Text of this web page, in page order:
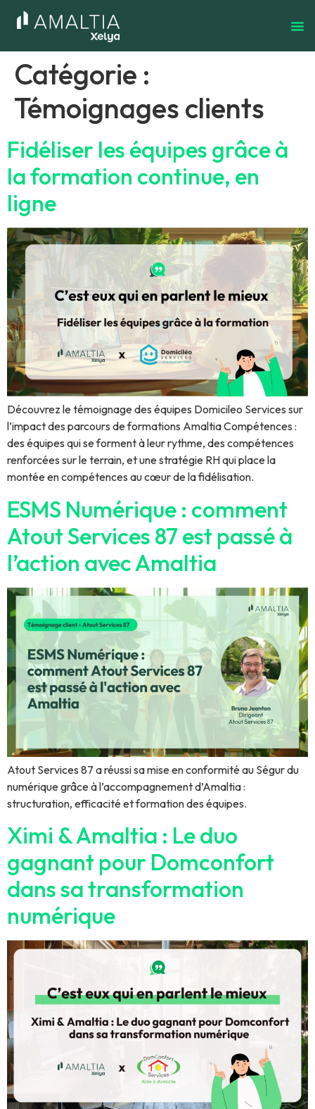
Catégorie :
Témoignages clients
Fidéliser les équipes grâce à
la formation continue, en
ligne
Découvrez le témoignage des équipes Domicileo Services sur
l’impact des parcours de formations Amaltia Compétences :
des équipes qui se forment à leur rythme, des compétences
renforcées sur le terrain, et une stratégie RH qui place la
montée en compétences au cœur de la fidélisation.
ESMS Numérique : comment
Atout Services 87 est passé à
l’action avec Amaltia
Atout Services 87 a réussi sa mise en conformité au Ségur du
numérique grâce à l’accompagnement d’Amaltia :
structuration, efficacité et formation des équipes.
Ximi & Amaltia : Le duo
gagnant pour Domconfort
dans sa transformation
numérique